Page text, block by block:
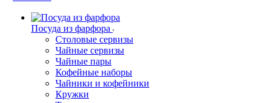
Посуда из фарфора
Столовые сервизы
Чайные сервизы
Чайные пары
Кофейные наборы
Чайники и кофейники
Кружки